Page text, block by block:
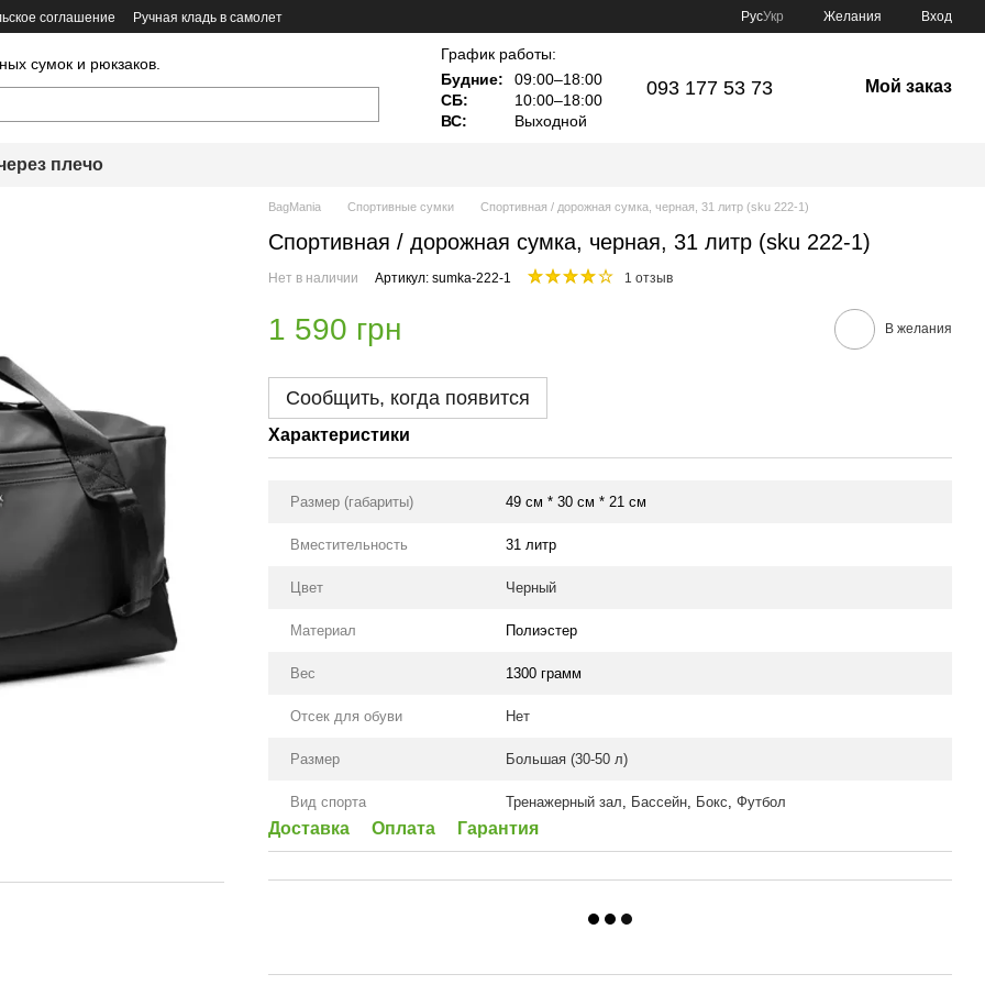
соглашение Ручная кладь в самолет РусУкр Желания Вход
сумок и рюкзаков.
График работы:
Будние:
09:00–18:00
СБ:
10:00–18:00
ВС:
Выходной
093 177 53 73 Мой заказ
плечо
BagMania Спортивные сумки Спортивная / дорожная сумка, черная, 31 литр (sku 222-1)
Спортивная / дорожная сумка, черная, 31 литр (sku 222-1)
Нет в наличии Артикул: sumka-222-1 1 отзыв
1 590 грн В желания
Сообщить, когда появится
Характеристики
Размер (габариты) 49 см * 30 см * 21 см
Вместительность 31 литр
Цвет Черный
Материал Полиэстер
Вес 1300 грамм
Отсек для обуви Нет
Размер Большая (30-50 л)
Вид спорта Тренажерный зал, Бассейн, Бокс, Футбол
Доставка Оплата Гарантия